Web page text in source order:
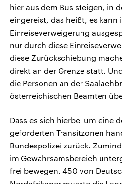
hier aus dem Bus steigen, in
eingereist, das heißt, es kann
Einreiseverweigerung
nur durch diese
diese Zurückschiebung
direkt an der Grenze statt.
die Personen an der
österreichischen Beamten
Dass es sich hierbei um eine
geforderten Transitzonen
Bundespolizei zurück.
im Gewahrsamsbereich
frei bewegen. 450 von